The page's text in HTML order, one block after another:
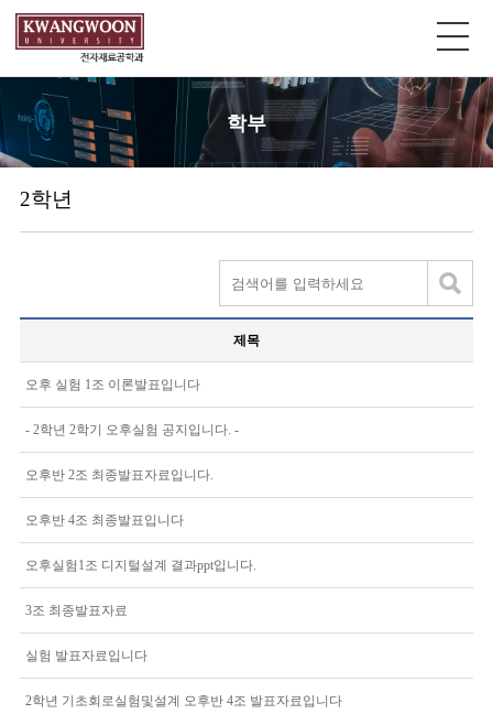
학부
2학년
제목
오후 실험 1조 이론발표입니다
- 2학년 2학기 오후실험 공지입니다. -
오후반 2조 최종발표자료입니다.
오후반 4조 최종발표입니다
오후실험1조 디지털설계 결과ppt입니다.
3조 최종발표자료
실험 발표자료입니다
2학년 기초회로실험및설계 오후반 4조 발표자료입니다